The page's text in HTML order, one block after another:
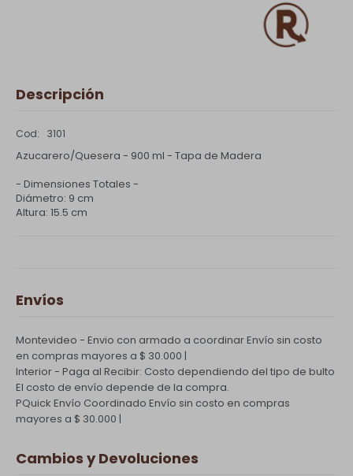
Descripción
3101
Azucarero/Quesera - 900 ml - Tapa de Madera
- Dimensiones Totales -
Diámetro: 9 cm
Altura: 15.5 cm
Envíos
Montevideo - Envio con armado a coordinarEnvío sin costo
en compras mayores a $ 30.000 |
Interior - Paga al Recibir: Costo dependiendo del tipo de bulto
El costo de envío depende de la compra.
PQuick Envío Coordinado Envío sin costo en compras
mayores a $ 30.000 |
Cambios y Devoluciones